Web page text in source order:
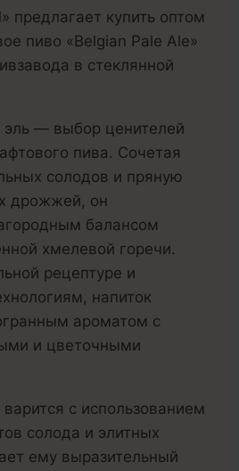
купить оптом
пиво «Belgian Pale Ale»
в стеклянной
эль — выбор ценителей
пива. Сочетая
солодов и пряную
дрожжей, он
балансом
хмелевой горечи.
рецептуре и
напиток
ароматом с
и цветочными
с использованием
солода и элитных
ему выразительный